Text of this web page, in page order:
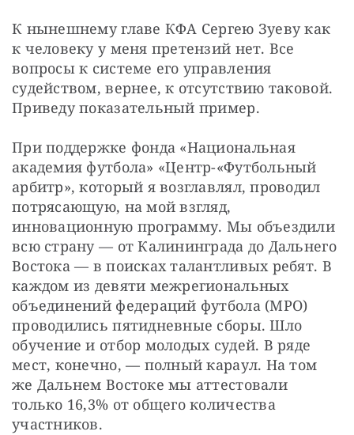
К нынешнему главе КФА Сергею Зуеву как
к человеку у меня претензий нет. Все
вопросы к системе его управления
судейством, вернее, к отсутствию таковой.
Приведу показательный пример.
При поддержке фонда «Национальная
академия футбола» «Центр-«Футбольный
арбитр», который я возглавлял, проводил
потрясающую, на мой взгляд,
инновационную программу. Мы объездили
всю страну — от Калининграда до Дальнего
Востока — в поисках талантливых ребят. В
каждом из девяти межрегиональных
объединений федераций футбола (МРО)
проводились пятидневные сборы. Шло
обучение и отбор молодых судей. В ряде
мест, конечно, — полный караул. На том
же Дальнем Востоке мы аттестовали
только 16,3% от общего количества
участников.